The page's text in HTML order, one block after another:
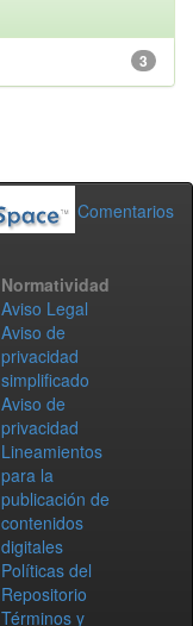
3
Comentarios
Normatividad
Aviso Legal
Aviso de
privacidad
simplificado
Aviso de
privacidad
Lineamientos
para la
publicación de
contenidos
digitales
Políticas del
Repositorio
Términos y